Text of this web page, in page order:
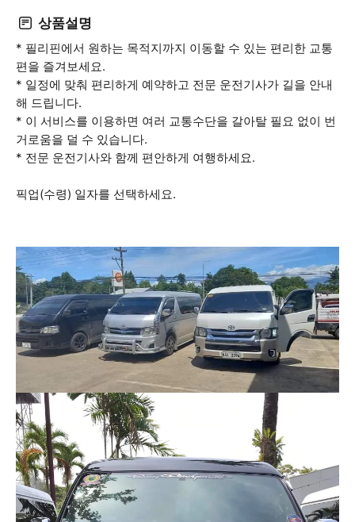
상품설명
* 필리핀에서 원하는 목적지까지 이동할 수 있는 편리한 교통
편을 즐겨보세요.
* 일정에 맞춰 편리하게 예약하고 전문 운전기사가 길을 안내
해 드립니다.
* 이 서비스를 이용하면 여러 교통수단을 갈아탈 필요 없이 번
거로움을 덜 수 있습니다.
* 전문 운전기사와 함께 편안하게 여행하세요.
픽업(수령) 일자를 선택하세요.